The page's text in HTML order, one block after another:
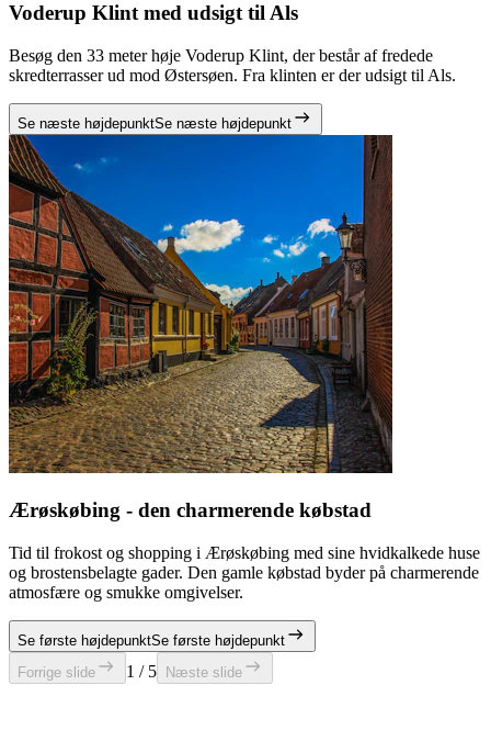
Voderup Klint med udsigt til Als
Besøg den 33 meter høje Voderup Klint, der består af fredede
skredterrasser ud mod Østersøen. Fra klinten er der udsigt til Als.
Se næste højdepunktSe næste højdepunkt
Ærøskøbing - den charmerende købstad
Tid til frokost og shopping i Ærøskøbing med sine hvidkalkede huse
og brostensbelagte gader. Den gamle købstad byder på charmerende
atmosfære og smukke omgivelser.
Se første højdepunktSe første højdepunkt
Forrige slide
1 / 5 Næste slide